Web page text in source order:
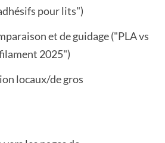
pour lits")
et de guidage ("PLA vs
2025")
locaux/de gros